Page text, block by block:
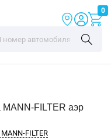
0
MANN-FILTER аэр
FILTER